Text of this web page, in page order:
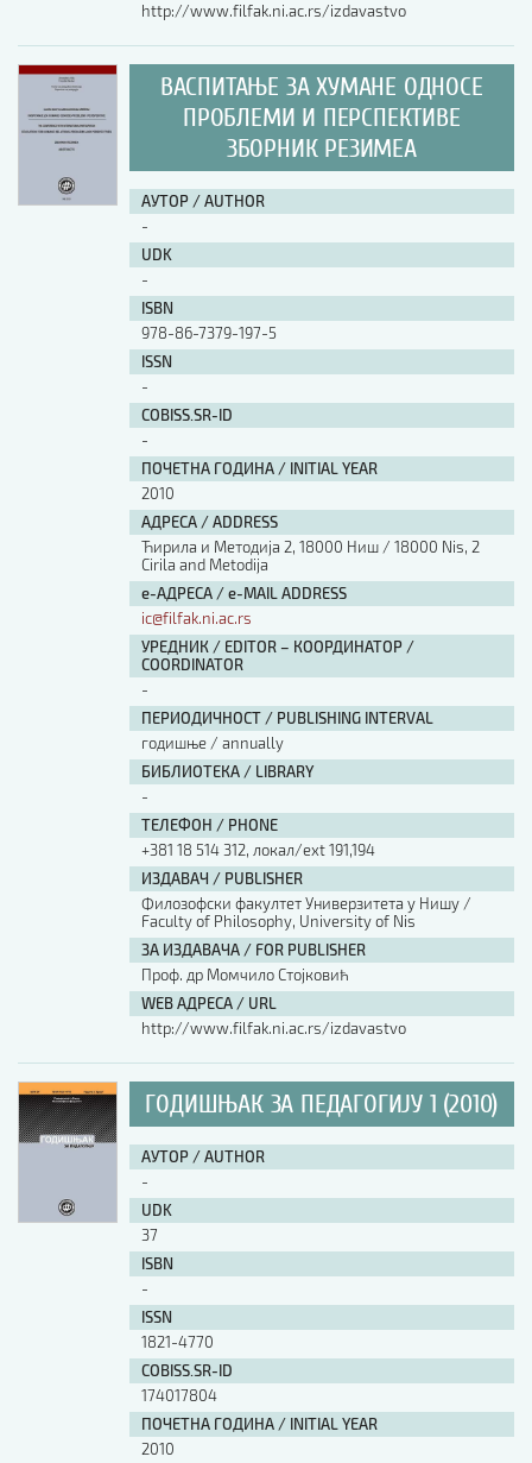
ISBN
http://www.filfak.ni.ac.rs/izdavastvo
ВАСПИТАЊЕ ЗА ХУМАНЕ ОДНОСЕ
ПРОБЛЕМИ И ПЕРСПЕКТИВЕ
ЗБОРНИК РЕЗИМЕА
АУТОР / AUTHOR
-
UDK
-
ISBN
978-86-7379-197-5
ISSN
-
COBISS.SR-ID
-
ПОЧЕТНА ГОДИНА / INITIAL YEAR
2010
АДРЕСА / ADDRESS
Ћирила и Методија 2, 18000 Ниш / 18000 Nis, 2
Cirila and Metodija
е-АДРЕСА / e-MAIL ADDRESS
ic@filfak.ni.ac.rs
УРЕДНИК / EDITOR – КООРДИНАТОР /
COORDINATOR
-
ПЕРИОДИЧНОСТ / PUBLISHING INTERVAL
годишње / annually
БИБЛИОТЕКА / LIBRARY
-
ТЕЛЕФОН / PHONE
+381 18 514 312, локал/ext 191,194
ИЗДАВАЧ / PUBLISHER
Филозофски факултет Универзитета у Нишу /
Faculty of Philosophy, University of Nis
ЗА ИЗДАВАЧА / FOR PUBLISHER
Проф. др Момчило Стојковић
WEB АДРЕСА / URL
http://www.filfak.ni.ac.rs/izdavastvo
ГОДИШЊАК ЗА ПЕДАГОГИЈУ 1 (2010)
АУТОР / AUTHOR
-
UDK
37
ISBN
-
ISSN
1821-4770
COBISS.SR-ID
174017804
ПОЧЕТНА ГОДИНА / INITIAL YEAR
2010